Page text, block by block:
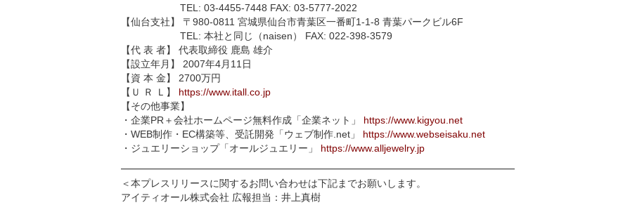
TEL: 03-4455-7448 FAX: 03-5777-2022
【仙台支社】 〒980-0811 宮城県仙台市青葉区一番町1-1-8 青葉パークビル6F
TEL: 本社と同じ（naisen） FAX: 022-398-3579
【代 表 者】 代表取締役 鹿島 雄介
【設立年月】 2007年4月11日
【資 本 金】 2700万円
【Ｕ Ｒ Ｌ】 https://www.itall.co.jp
【その他事業】
・企業PR＋会社ホームページ無料作成「企業ネット」 https://www.kigyou.net
・WEB制作・EC構築等、受託開発「ウェブ制作.net」 https://www.webseisaku.net
・ジュエリーショップ「オールジュエリー」 https://www.alljewelry.jp
━━━━━━━━━━━━━━━━━━━━━━━━━━━━━━━━━━━━━━━━
＜本プレスリリースに関するお問い合わせは下記までお願いします。
アイティオール株式会社 広報担当：井上真樹